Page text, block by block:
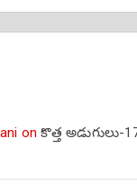
onకొత్త అడుగులు-